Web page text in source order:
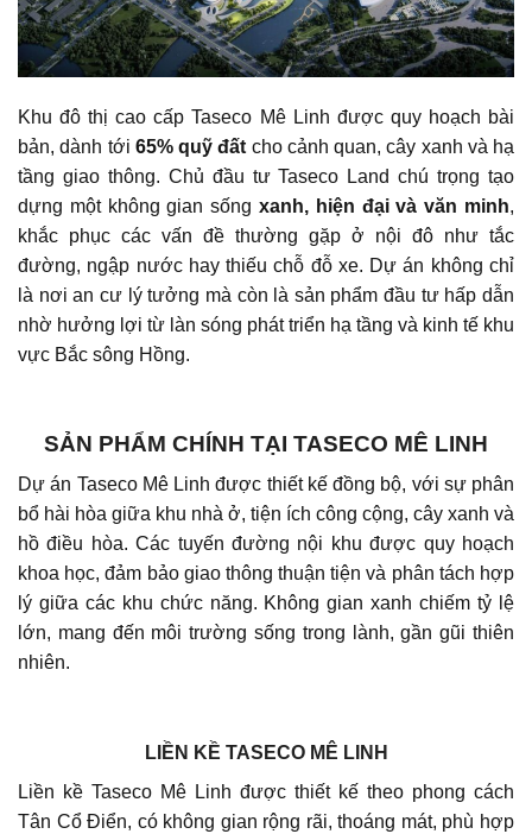
Khu đô thị cao cấp Taseco Mê Linh được quy hoạch bài
bản, dành tới 65% quỹ đất cho cảnh quan, cây xanh và hạ
tầng giao thông. Chủ đầu tư Taseco Land chú trọng tạo
dựng một không gian sống xanh, hiện đại và văn minh,
khắc phục các vấn đề thường gặp ở nội đô như tắc
đường, ngập nước hay thiếu chỗ đỗ xe. Dự án không chỉ
là nơi an cư lý tưởng mà còn là sản phẩm đầu tư hấp dẫn
nhờ hưởng lợi từ làn sóng phát triển hạ tầng và kinh tế khu
vực Bắc sông Hồng.
SẢN PHẨM CHÍNH TẠI TASECO MÊ LINH
Dự án Taseco Mê Linh được thiết kế đồng bộ, với sự phân
bổ hài hòa giữa khu nhà ở, tiện ích công cộng, cây xanh và
hồ điều hòa. Các tuyến đường nội khu được quy hoạch
khoa học, đảm bảo giao thông thuận tiện và phân tách hợp
lý giữa các khu chức năng. Không gian xanh chiếm tỷ lệ
lớn, mang đến môi trường sống trong lành, gần gũi thiên
nhiên.
LIỀN KỀ TASECO MÊ LINH
Liền kề Taseco Mê Linh được thiết kế theo phong cách
Tân Cổ Điển, có không gian rộng rãi, thoáng mát, phù hợp